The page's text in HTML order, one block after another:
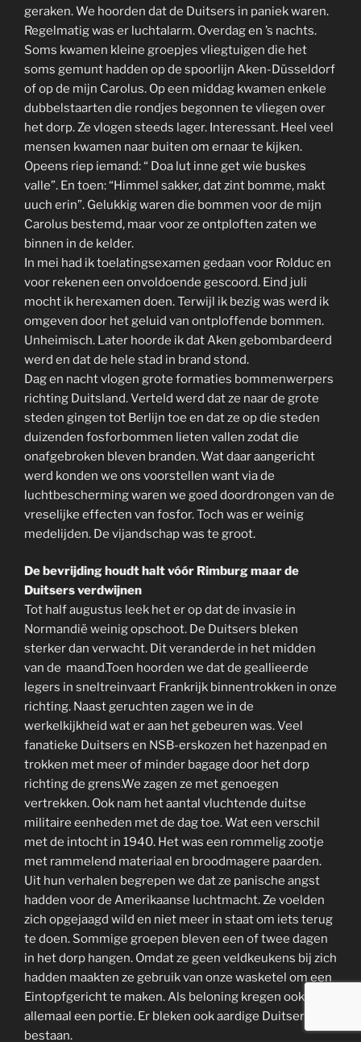
geraken. We hoorden dat de Duitsers in paniek waren.
Regelmatig was er luchtalarm. Overdag en ’s nachts.
Soms kwamen kleine groepjes vliegtuigen die het
soms gemunt hadden op de spoorlijn Aken-Düsseldorf
of op de mijn Carolus. Op een middag kwamen enkele
dubbelstaarten die rondjes begonnen te vliegen over
het dorp. Ze vlogen steeds lager. Interessant. Heel veel
mensen kwamen naar buiten om ernaar te kijken.
Opeens riep iemand: “ Doa lut inne get wie buskes
valle”. En toen: “Himmel sakker, dat zint bomme, makt
uuch erin”. Gelukkig waren die bommen voor de mijn
Carolus bestemd, maar voor ze ontploften zaten we
binnen in de kelder.
In mei had ik toelatingsexamen gedaan voor Rolduc en
voor rekenen een onvoldoende gescoord. Eind juli
mocht ik herexamen doen. Terwijl ik bezig was werd ik
omgeven door het geluid van ontploffende bommen.
Unheimisch. Later hoorde ik dat Aken gebombardeerd
werd en dat de hele stad in brand stond.
Dag en nacht vlogen grote formaties bommenwerpers
richting Duitsland. Verteld werd dat ze naar de grote
steden gingen tot Berlijn toe en dat ze op die steden
duizenden fosforbommen lieten vallen zodat die
onafgebroken bleven branden. Wat daar aangericht
werd konden we ons voorstellen want via de
luchtbescherming waren we goed doordrongen van de
vreselijke effecten van fosfor. Toch was er weinig
medelijden. De vijandschap was te groot.
De bevrijding houdt halt vóór Rimburg maar de
Duitsers verdwijnen
Tot half augustus leek het er op dat de invasie in
Normandië weinig opschoot. De Duitsers bleken
sterker dan verwacht. Dit veranderde in het midden
van de maand.Toen hoorden we dat de geallieerde
legers in sneltreinvaart Frankrijk binnentrokken in onze
richting. Naast geruchten zagen we in de
werkelkijkheid wat er aan het gebeuren was. Veel
fanatieke Duitsers en NSB-erskozen het hazenpad en
trokken met meer of minder bagage door het dorp
richting de grens.We zagen ze met genoegen
vertrekken. Ook nam het aantal vluchtende duitse
militaire eenheden met de dag toe. Wat een verschil
met de intocht in 1940. Het was een rommelig zootje
met rammelend materiaal en broodmagere paarden.
Uit hun verhalen begrepen we dat ze panische angst
hadden voor de Amerikaanse luchtmacht. Ze voelden
zich opgejaagd wild en niet meer in staat om iets terug
te doen. Sommige groepen bleven een of twee dagen
in het dorp hangen. Omdat ze geen veldkeukens bij zich
hadden maakten ze gebruik van onze wasketel om een
Eintopfgericht te maken. Als beloning kregen ook wij
allemaal een portie. Er bleken ook aardige Duitsers te
bestaan.